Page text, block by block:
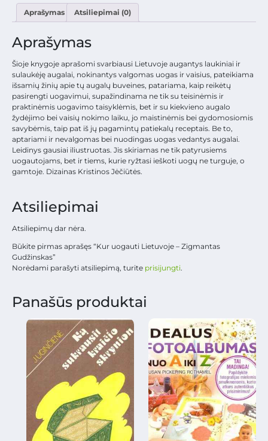
Aprašymas Atsiliepimai (0)
Aprašymas
Šioje knygoje aprašomi svarbiausi Lietuvoje augantys laukiniai ir
sulaukėję augalai, nokinantys valgomas uogas ir vaisius, pateikiama
išsamių žinių apie tų augalų buveines, patariama, kaip reikėtų
pasirengti uogavimui, supažindinama ne tik su teisinėmis ir
praktinėmis uogavimo taisyklėmis, bet ir su kiekvieno augalo
žydėjimo bei vaisių nokimo laiku, jo maistinėmis bei gydomosiomis
savybėmis, taip pat iš jų pagamintų patiekalų receptais. Be to,
aptariami ir nevalgomas bei nuodingas uogas vedantys augalai.
Leidinys gausiai iliustruotas. Jis skiriamas ne tik patyrusiems
uogautojams, bet ir tiems, kurie ryžtasi ieškoti uogų ne turguje, o
gamtoje. Dizainas Kristinos Jėčiūtės.
Atsiliepimai
Atsiliepimų dar nėra.
Būkite pirmas aprašęs “Kur uogauti Lietuvoje – Zigmantas
Gudžinskas”
Norėdami parašyti atsiliepimą, turite prisijungti.
Panašūs produktai